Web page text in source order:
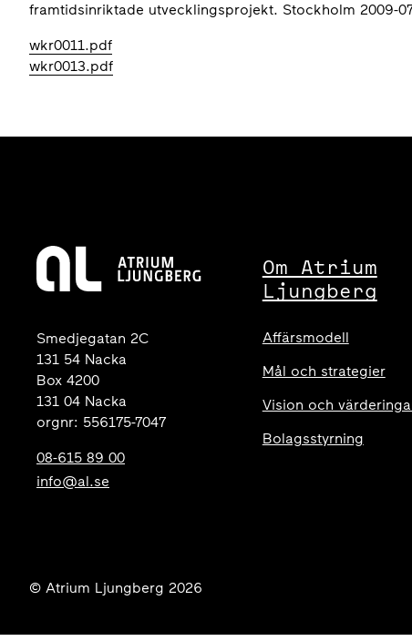
framtidsinriktade utvecklingsprojekt. Stockholm 2009-
wkr0011.pdf
wkr0013.pdf
Smedjegatan 2C
131 54 Nacka
Box 4200
131 04 Nacka
orgnr: 556175-7047
08-615 89 00
info@al.se
Om Atrium
Ljungberg
Affärsmodell
Mål och strategier
Vision och
Bolagsstyrning
© Atrium Ljungberg 2026